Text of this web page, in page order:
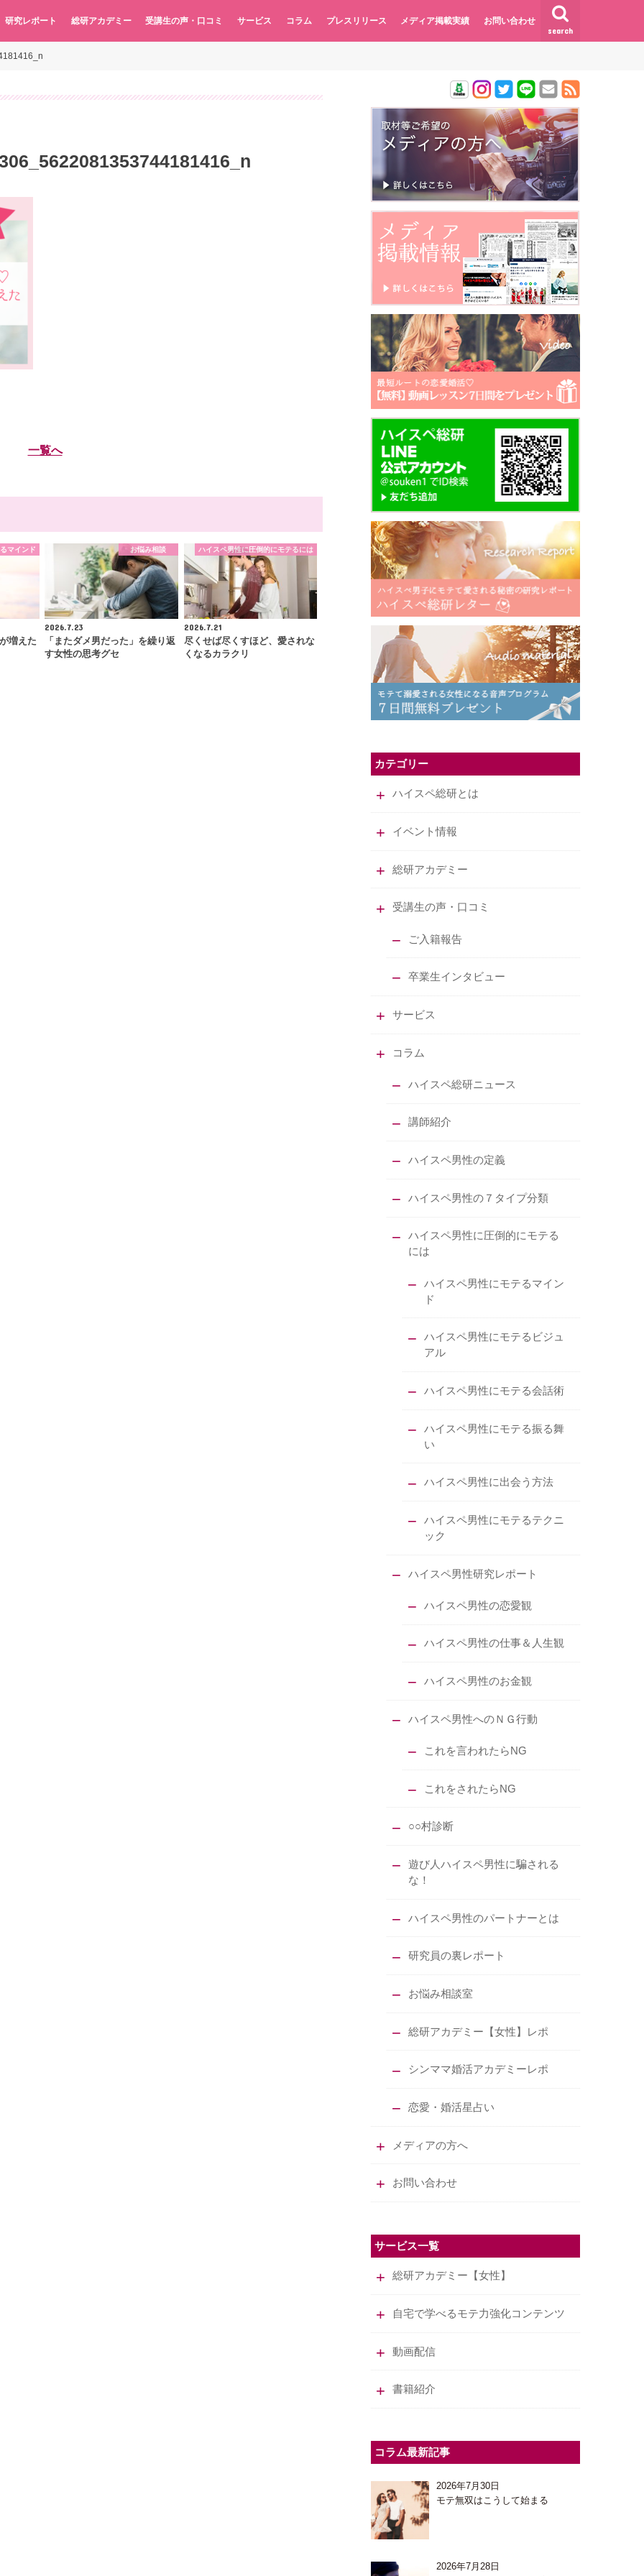
search
研究レポート 総研アカデミー 受講生の声・口コミ サービス コラム プレスリリース メディア掲載実績 お問い合わせ
一覧へ
マインド
増えた
お悩み相談
2026.7.23
「またダメ男だった」を繰り返
す女性の思考グセ
ハイスペ男性に圧倒的にモテるには
2026.7.21
尽くせば尽くすほど、愛されな
くなるカラクリ
カテゴリー
ハイスペ総研とは
イベント情報
総研アカデミー
受講生の声・口コミ
ご入籍報告
卒業生インタビュー
サービス
コラム
ハイスペ総研ニュース
講師紹介
ハイスペ男性の定義
ハイスペ男性の７タイプ分類
ハイスペ男性に圧倒的にモテる
には
ハイスペ男性にモテるマイン
ド
ハイスペ男性にモテるビジュ
アル
ハイスペ男性にモテる会話術
ハイスペ男性にモテる振る舞
い
ハイスペ男性に出会う方法
ハイスペ男性にモテるテクニ
ック
ハイスペ男性研究レポート
ハイスペ男性の恋愛観
ハイスペ男性の仕事＆人生観
ハイスペ男性のお金観
ハイスペ男性へのＮＧ行動
これを言われたらNG
これをされたらNG
○○村診断
遊び人ハイスペ男性に騙される
な！
ハイスペ男性のパートナーとは
研究員の裏レポート
お悩み相談室
総研アカデミー【女性】レポ
シンママ婚活アカデミーレポ
恋愛・婚活星占い
メディアの方へ
お問い合わせ
サービス一覧
総研アカデミー【女性】
自宅で学べるモテ力強化コンテンツ
動画配信
書籍紹介
コラム最新記事
2026年7月30日
モテ無双はこうして始まる
2026年7月28日